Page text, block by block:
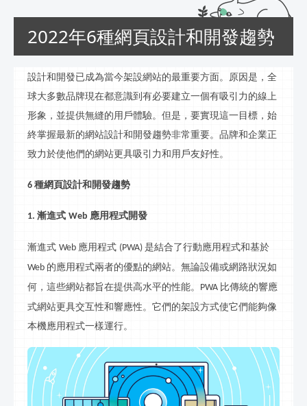
2022年6種網頁設計和開發趨勢
設計和開發已成為當今架設網站的最重要方面。原因是，全
球大多數品牌現在都意識到有必要建立一個有吸引力的線 上
形象，並提供無縫的用戶體驗。但是，要實現這一目標，始
終掌握最新的網站設計和開發趨勢非常重要。品牌和企業正
致力於使他們的網站更具吸引力和用戶友好性。
6 種網頁設計和開發趨勢
1. 漸進式 Web 應用程式開發
漸進式 Web 應用程式 (PWA) 是結合了行動應用程式和基於
Web 的應用程式兩者的優點的網站。無論設備或網路狀況如
何，這些網站都旨在提供高水平的性能。 PWA 比傳統的響應
式網站更具交互性和響應性。它們的架設方式使它們能夠像
本機應用程式一樣運行。